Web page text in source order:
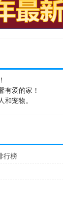
有爱的家！
宠物。
行榜